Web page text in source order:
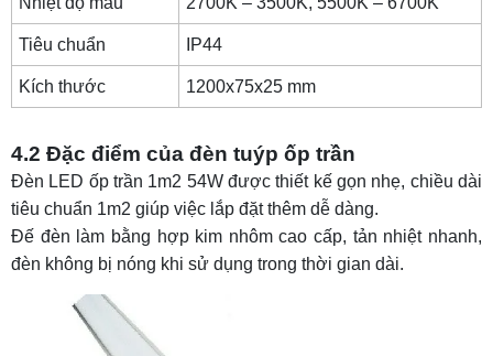
Tiêu chuẩn IP44
Kích thước 1200x75x25 mm
4.2 Đặc điểm của đèn tuýp ốp trần
Đèn LED ốp trần 1m2 54W được thiết kế gọn nhẹ, chiều dài
tiêu chuẩn 1m2 giúp việc lắp đặt thêm dễ dàng.
Đế đèn làm bằng hợp kim nhôm cao cấp, tản nhiệt nhanh,
đèn không bị nóng khi sử dụng trong thời gian dài.